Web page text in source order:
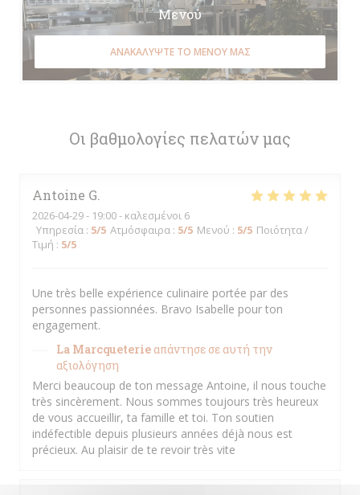
Οι βαθμολογίες πελατών μας
Antoine G
2026-04-29- 19:00 - καλεσμένοι 6
Υπηρεσία : 5/5 Ατμόσφαιρα : 5/5 Μενού : 5/5 Ποιότητα /
Τιμή : 5/5
Une très belle expérience culinaire portée par des
personnes passionnées. Bravo Isabelle pour ton
engagement.
La Marcqueterie απάντησε σε αυτή την
αξιολόγηση
Merci beaucoup de ton message Antoine, il nous touche
très sincèrement. Nous sommes toujours très heureux
de vous accueillir, ta famille et toi. Ton soutien
indéfectible depuis plusieurs années déjà nous est
précieux. Au plaisir de te revoir très vite
Μενού
ΑΝΑΚΑΛΎΨΤΕ ΤΟ ΜΕΝΟΎ ΜΑΣ